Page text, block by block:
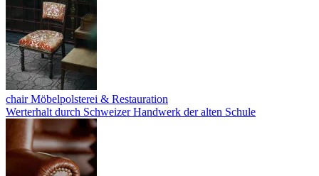
chair Möbelpolsterei & Restauration
Werterhalt durch Schweizer Handwerk der alten Schule